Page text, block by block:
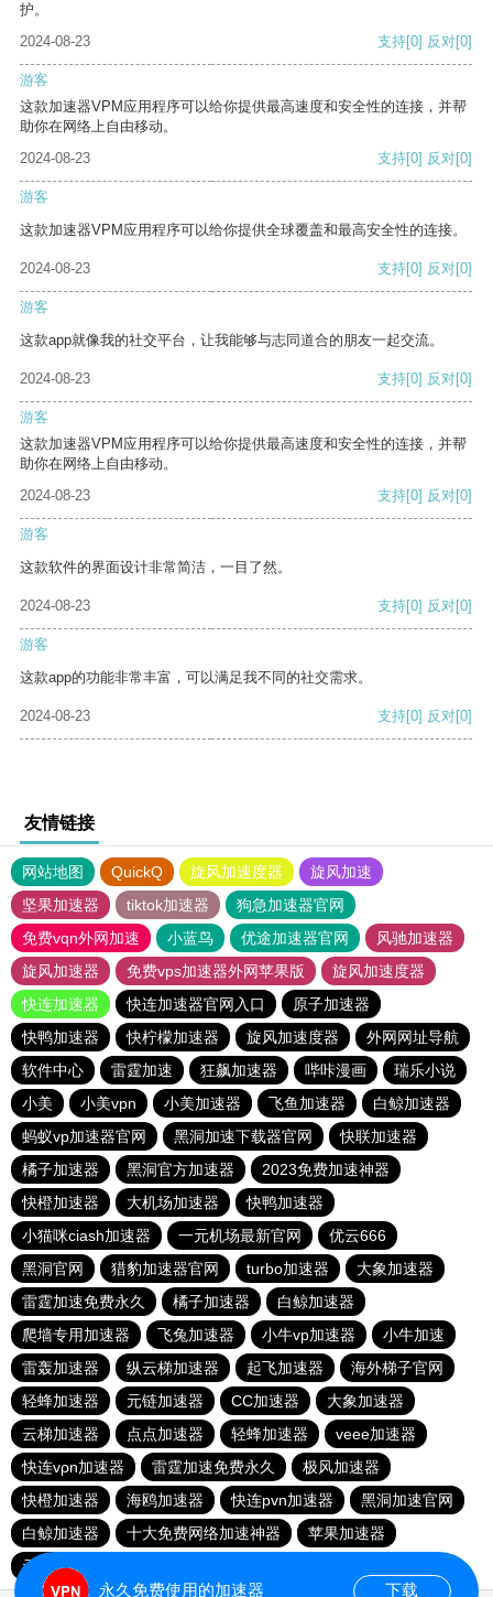
护。
2024-08-23
支持[0] 反对[0]
游客
这款加速器VPM应用程序可以给你提供最高速度和安全性的连接，并帮
助你在网络上自由移动。
2024-08-23
支持[0] 反对[0]
游客
这款加速器VPM应用程序可以给你提供全球覆盖和最高安全性的连接。
2024-08-23 支持[0] 反对[0]
游客
这款app就像我的社交平台，让我能够与志同道合的朋友一起交流。
2024-08-23 支持[0] 反对[0]
游客
这款加速器VPM应用程序可以给你提供最高速度和安全性的连接，并帮
助你在网络上自由移动。
2024-08-23
支持[0] 反对[0]
游客
这款软件的界面设计非常简洁，一目了然。
2024-08-23 支持[0] 反对[0]
游客
这款app的功能非常丰富，可以满足我不同的社交需求。
2024-08-23 支持[0] 反对[0]
友情链接
网站地图 QuickQ 旋风加速度器
旋风加速
坚果加速器
tiktok加速器
狗急加速器官网
免费vqn外网加速
小蓝鸟 优途加速器官网
风驰加速器
旋风加速器
免费vps加速器外网苹果版
旋风加速度器
快连加速器
快连加速器官网入口
原子加速器
快鸭加速器
快柠檬加速器 旋风加速度器
外网网址导航
软件中心
雷霆加速 狂飙加速器 哔咔漫画
瑞乐小说
小美
小美vpn 小美加速器 飞鱼加速器
白鲸加速器
蚂蚁vp加速器官网
黑洞加速下载器官网
快联加速器
橘子加速器
黑洞官方加速器
2023免费加速神器
快橙加速器
大机场加速器
快鸭加速器
小猫咪ciash加速器
一元机场最新官网
优云666
黑洞官网
猎豹加速器官网 turbo加速器
大象加速器
雷霆加速免费永久
橘子加速器
白鲸加速器
爬墙专用加速器
飞兔加速器 小牛vp加速器
小牛加速
雷轰加速器
纵云梯加速器 起飞加速器
海外梯子官网
轻蜂加速器
元链加速器 CC加速器
大象加速器
云梯加速器
点点加速器 轻蜂加速器
veee加速器
快连vρn加速器
雷霆加速免费永久
极风加速器
快橙加速器
海鸥加速器 快连pvn加速器
黑洞加速官网
白鲸加速器
十大免费网络加速神器
苹果加速器
元链加速器
永久免费使用的加速器 下载